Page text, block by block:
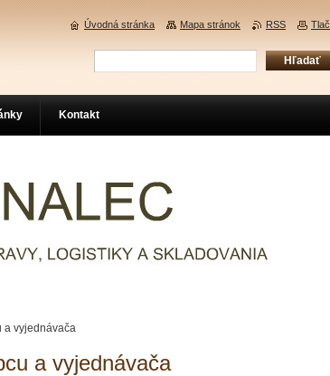
a vyjednávača
a vyjednávača
Kontakt
Úvodná stránka Mapa stránok RSS Tlač